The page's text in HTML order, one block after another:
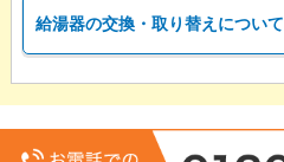
給湯器の交換・取り替えについて